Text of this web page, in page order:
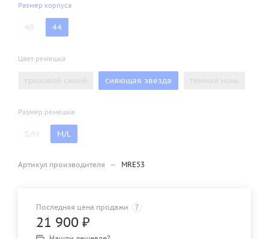
Размер корпуса
40 44
Цвет ремешка
грозовой синий сияющая звезда тёмная ночь
Размер ремешка
S/M M/L
Артикул производителя — MRE53
Последняя цена продажи ?
21 900 ₽